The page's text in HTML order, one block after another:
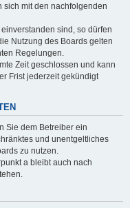
sich mit den nachfolgenden
sind, so dürfen
Nutzung des Boards gelten
Regelungen.
Zeit geschlossen und kann
Frist jederzeit gekündigt
Sie dem Betreiber ein
und unentgeltliches
zu nutzen.
a bleibt auch nach